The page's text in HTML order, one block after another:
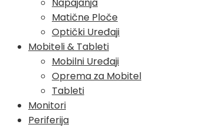
Matične Ploče
Optički Uređaji
Mobiteli & Tableti
Mobilni Uređaji
Oprema za Mobitel
Tableti
Monitori
Periferija